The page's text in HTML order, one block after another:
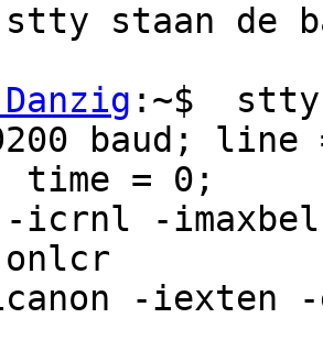
stty staan de
:~$  stty
baud; line
time = 0;
icrnl -imaxbel
-iexten -